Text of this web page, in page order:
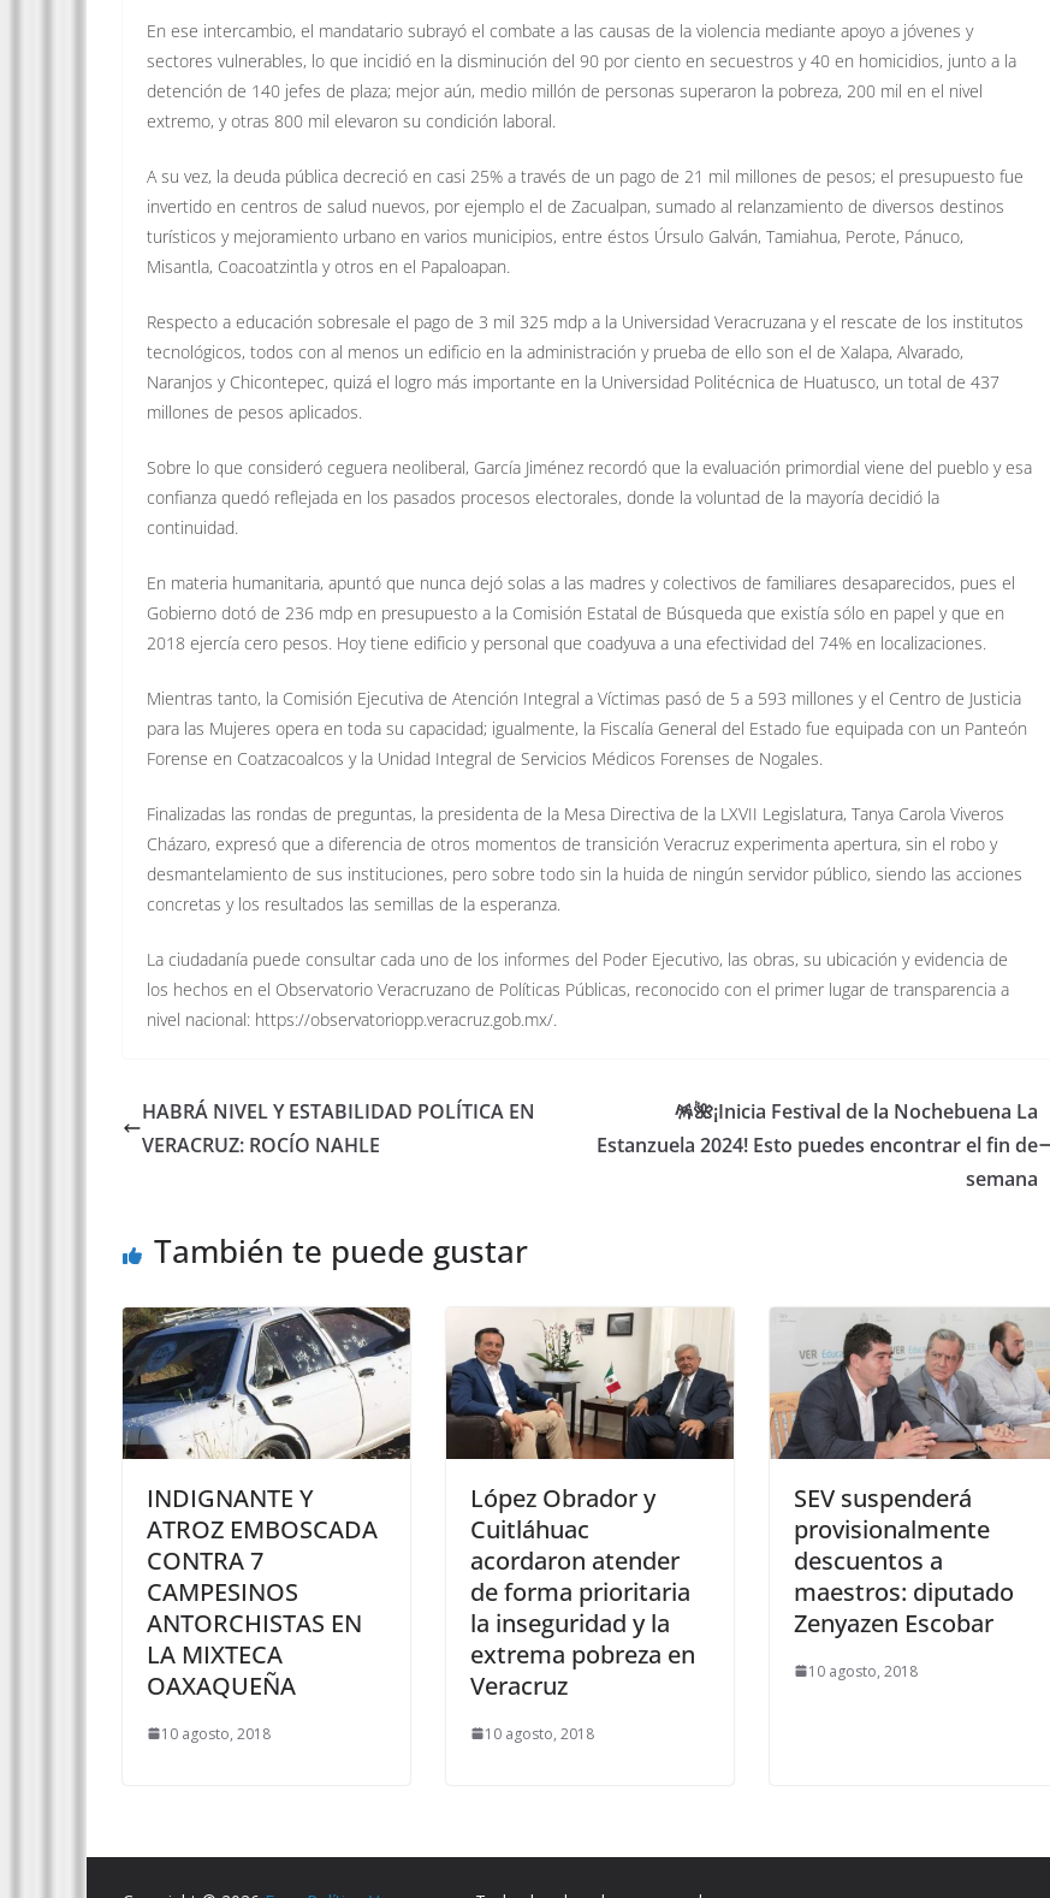
En ese intercambio, el mandatario subrayó el combate a las causas de la violencia mediante apoyo a jóvenes y
sectores vulnerables, lo que incidió en la disminución del 90 por ciento en secuestros y 40 en homicidios, junto a la
detención de 140 jefes de plaza; mejor aún, medio millón de personas superaron la pobreza, 200 mil en el nivel
extremo, y otras 800 mil elevaron su condición laboral.
A su vez, la deuda pública decreció en casi 25% a través de un pago de 21 mil millones de pesos; el presupuesto fue
invertido en centros de salud nuevos, por ejemplo el de Zacualpan, sumado al relanzamiento de diversos destinos
turísticos y mejoramiento urbano en varios municipios, entre éstos Úrsulo Galván, Tamiahua, Perote, Pánuco,
Misantla, Coacoatzintla y otros en el Papaloapan.
Respecto a educación sobresale el pago de 3 mil 325 mdp a la Universidad Veracruzana y el rescate de los institutos
tecnológicos, todos con al menos un edificio en la administración y prueba de ello son el de Xalapa, Alvarado,
Naranjos y Chicontepec, quizá el logro más importante en la Universidad Politécnica de Huatusco, un total de 437
millones de pesos aplicados.
Sobre lo que consideró ceguera neoliberal, García Jiménez recordó que la evaluación primordial viene del pueblo y esa
confianza quedó reflejada en los pasados procesos electorales, donde la voluntad de la mayoría decidió la
continuidad.
En materia humanitaria, apuntó que nunca dejó solas a las madres y colectivos de familiares desaparecidos, pues el
Gobierno dotó de 236 mdp en presupuesto a la Comisión Estatal de Búsqueda que existía sólo en papel y que en
2018 ejercía cero pesos. Hoy tiene edificio y personal que coadyuva a una efectividad del 74% en localizaciones.
Mientras tanto, la Comisión Ejecutiva de Atención Integral a Víctimas pasó de 5 a 593 millones y el Centro de Justicia
para las Mujeres opera en toda su capacidad; igualmente, la Fiscalía General del Estado fue equipada con un Panteón
Forense en Coatzacoalcos y la Unidad Integral de Servicios Médicos Forenses de Nogales.
Finalizadas las rondas de preguntas, la presidenta de la Mesa Directiva de la LXVII Legislatura, Tanya Carola Viveros
Cházaro, expresó que a diferencia de otros momentos de transición Veracruz experimenta apertura, sin el robo y
desmantelamiento de sus instituciones, pero sobre todo sin la huida de ningún servidor público, siendo las acciones
concretas y los resultados las semillas de la esperanza.
La ciudadanía puede consultar cada uno de los informes del Poder Ejecutivo, las obras, su ubicación y evidencia de
los hechos en el Observatorio Veracruzano de Políticas Públicas, reconocido con el primer lugar de transparencia a
nivel nacional: https://observatoriopp.veracruz.gob.mx/.
HABRÁ NIVEL Y ESTABILIDAD POLÍTICA EN
VERACRUZ: ROCÍO NAHLE
🪅🌺¡Inicia Festival de la Nochebuena La
Estanzuela 2024! Esto puedes encontrar el fin de
semana
También te puede gustar
INDIGNANTE Y
ATROZ EMBOSCADA
CONTRA 7
CAMPESINOS
ANTORCHISTAS EN
LA MIXTECA
OAXAQUEÑA
10 agosto, 2018
López Obrador y
Cuitláhuac
acordaron atender
de forma prioritaria
la inseguridad y la
extrema pobreza en
Veracruz
10 agosto, 2018
SEV suspenderá
provisionalmente
descuentos a
maestros: diputado
Zenyazen Escobar
10 agosto, 2018